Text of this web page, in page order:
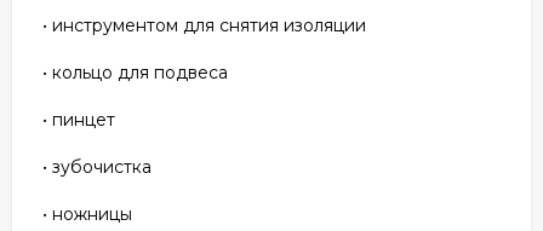
• инструментом для снятия изоляции
• кольцо для подвеса
• пинцет
• зубочистка
• ножницы